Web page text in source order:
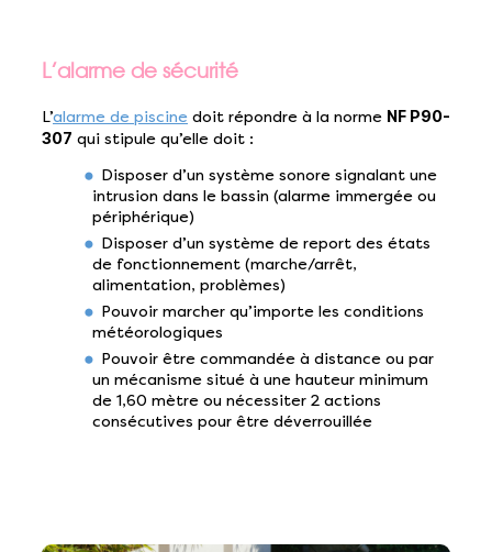
L’alarme de sécurité
L’alarme de piscine doit répondre à la norme NF P90-
307 qui stipule qu’elle doit :
Disposer d’un système sonore signalant une
intrusion dans le bassin (alarme immergée ou
périphérique)
Disposer d’un système de report des états
de fonctionnement (marche/arrêt,
alimentation, problèmes)
Pouvoir marcher qu’importe les conditions
météorologiques
Pouvoir être commandée à distance ou par
un mécanisme situé à une hauteur minimum
de 1,60 mètre ou nécessiter 2 actions
consécutives pour être déverrouillée